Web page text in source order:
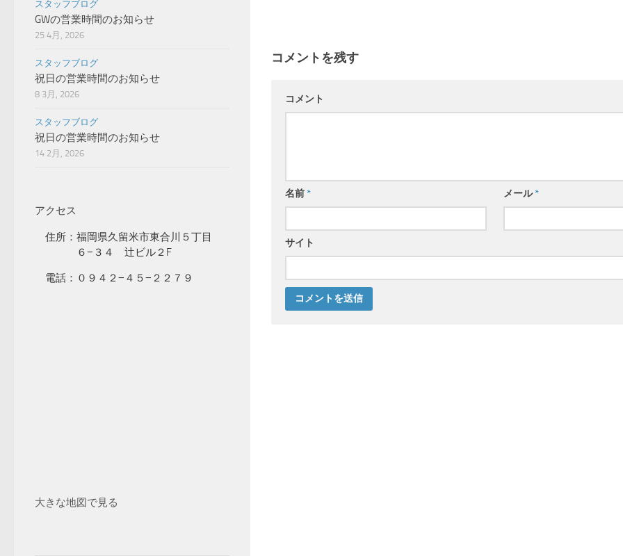
コメントを残す
コメント
名前* メール*
サイト
スタッフブログ
GWの営業時間のお知らせ
25 4月, 2026
スタッフブログ
祝日の営業時間のお知らせ
8 3月, 2026
スタッフブログ
祝日の営業時間のお知らせ
14 2月, 2026
アクセス
住所：福岡県久留米市東合川５丁目
６−３４ 辻ビル２F
電話：０９４２−４５−２２７９
大きな地図で見る